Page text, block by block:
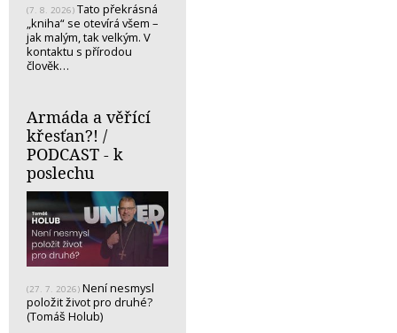
(7. 8. 2026) Tato překrásná
„kniha“ se otevírá všem –
jak malým, tak velkým. V
kontaktu s přírodou
člověk…
Armáda a věřící
křesťan?! /
PODCAST - k
poslechu
(27. 7. 2026) Není nesmysl
položit život pro druhé?
(Tomáš Holub)